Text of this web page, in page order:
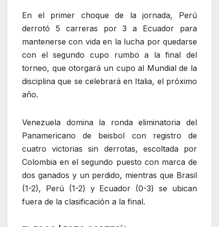
En el primer choque de la jornada, Perú
derrotó 5 carreras por 3 a Ecuador para
mantenerse con vida en la lucha por quedarse
con el segundo cupo rumbo a la final del
torneo, que otorgará un cupo al Mundial de la
disciplina que se celebrará en Italia, el próximo
año.
Venezuela domina la ronda eliminatoria del
Panamericano de beisbol con registro de
cuatro victorias sin derrotas, escoltada por
Colombia en el segundo puesto con marca de
dos ganados y un perdido, mientras que Brasil
(1-2), Perú (1-2) y Ecuador (0-3) se ubican
fuera de la clasificación a la final.